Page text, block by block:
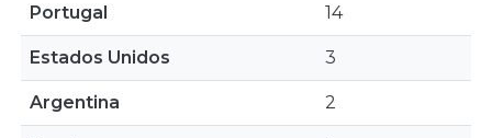
Portugal 14
Estados Unidos 3
Argentina 2